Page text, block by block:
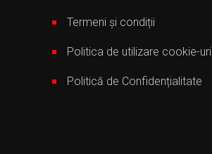
Termeni și condiții
Politica de utilizare cookie-uri
Politică de Confidențialitate